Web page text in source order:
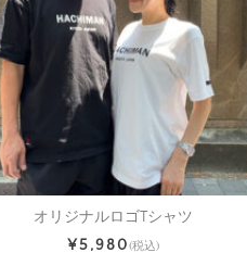
オリジナルロゴTシャツ
¥5,980(税込)